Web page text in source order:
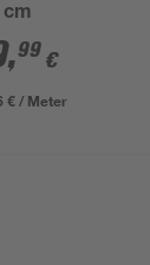
cm
,99 €
€ / Meter